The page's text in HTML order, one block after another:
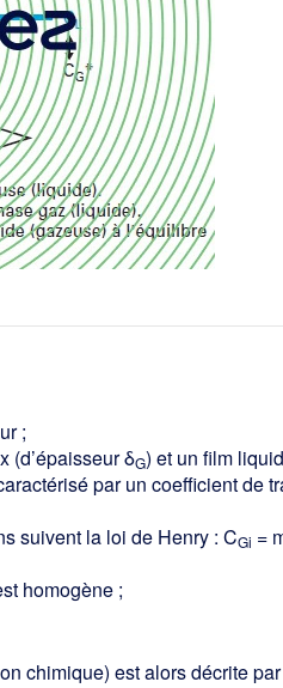
;
(d’épaisseur δG) et un film
par un coefficient de
suivent la loi de Henry : CGi =
homogène ;
chimique) est alors décrite